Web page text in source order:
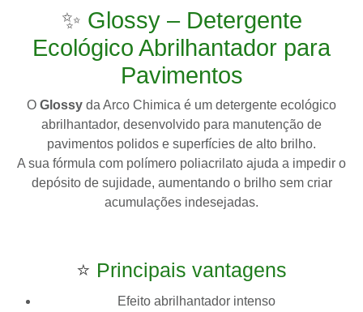
✨ Glossy – Detergente
Ecológico Abrilhantador para
Pavimentos
O Glossy da Arco Chimica é um detergente ecológico
abrilhantador, desenvolvido para manutenção de
pavimentos polidos e superfícies de alto brilho.
A sua fórmula com polímero poliacrilato ajuda a impedir o
depósito de sujidade, aumentando o brilho sem criar
acumulações indesejadas.
⭐ Principais vantagens
Efeito abrilhantador intenso